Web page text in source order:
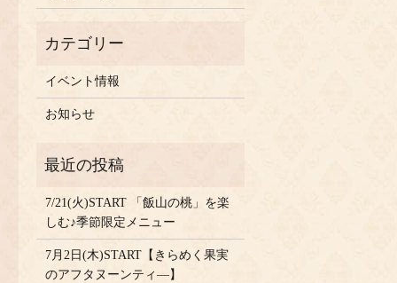
イベント情報
お知らせ
7/21(火)START 「飯山の桃」を楽
しむ♪季節限定メニュー
7月2日(木)START【きらめく果実
のアフタヌーンティ―】